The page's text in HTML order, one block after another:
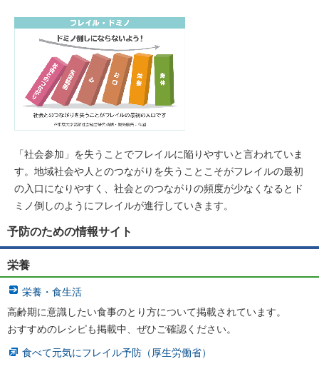
「社会参加」を失うことでフレイルに陥りやすいと言われていま
す。地域社会や人とのつながりを失うことこそがフレイルの最初
の入口になりやすく、社会とのつながりの頻度が少なくなるとド
ミノ倒しのようにフレイルが進行していきます。
予防のための情報サイト
栄養
栄養・食生活
高齢期に意識したい食事のとり方について掲載されています。
おすすめのレシピも掲載中、ぜひご確認ください。
食べて元気にフレイル予防（厚生労働省）